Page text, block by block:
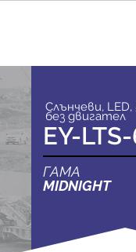
Слънчеви, LED,
без двигател
EY-
ГАМА
MIDNIGHT